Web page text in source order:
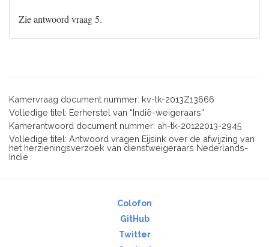
Zie antwoord vraag 5.
Kamervraag document nummer: kv-tk-2013Z13666
Volledige titel: Eerherstel van “Indië-weigeraars”
Kamerantwoord document nummer: ah-tk-20122013-2945
Volledige titel: Antwoord vragen Eijsink over de afwijzing van
het herzieningsverzoek van dienstweigeraars Nederlands-
Indië
Colofon
GitHub
Twitter